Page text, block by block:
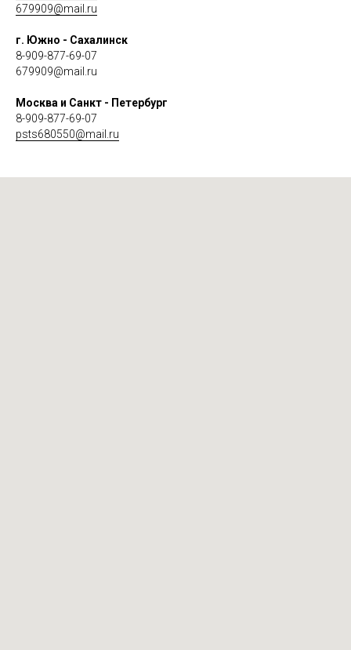
679909@mail.ru
г. Южно - Сахалинск
8-909-877-69-07
679909@mail.ru
Москва и Санкт - Петербург
8-909-877-69-07
psts680550@mail.ru